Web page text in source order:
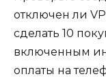
отключен ли
сделать 10
включенным
оплаты на